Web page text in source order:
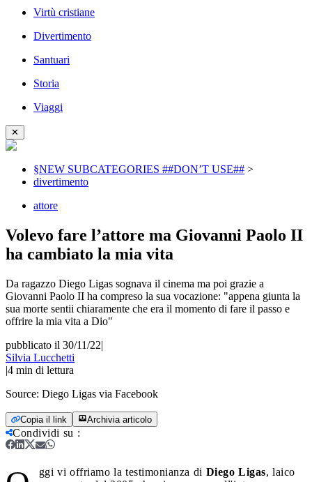
Virtù cristiane
Divertimento
Santuari
Storia
Viaggi
✕
§NEW SUBCATEGORIES ##DON’T USE## >
divertimento
attore
Volevo fare l’attore ma Giovanni Paolo II
ha cambiato la mia vita
Da ragazzo Diego Ligas sognava il cinema ma poi grazie a
Giovanni Paolo II ha compreso la sua vocazione: "appena giunta la
sua morte sentii chiaramente che era il momento di fare il passo e
offrire la mia vita a Dio"
pubblicato il 30/11/22|
Silvia Lucchetti
|4 min di lettura
Source: Diego Ligas via Facebook
Copia il link Archivia articolo
Condividi su :
ggi vi offriamo la testimonianza di Diego Ligas, laico